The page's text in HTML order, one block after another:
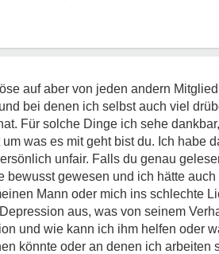
auf aber von jeden andern
bei denen ich selbst auch viel
Für solche Dinge ich sehe
was es mit geht bist du. Ich habe
unfair. Falls du genau
bewusst gewesen und ich hätte
Mann oder mich ins schlechte
aus, was von seinem
und wie kann ich ihm helfen oder
könnte oder an denen ich